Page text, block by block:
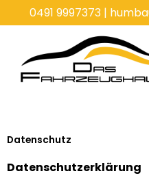
0491 9997373|
Datenschutz
Datenschutzerklärung